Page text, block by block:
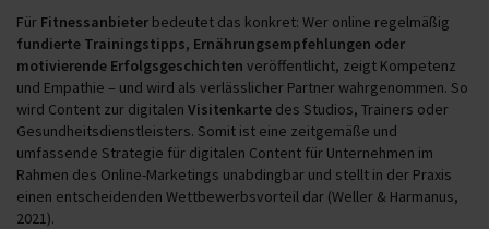
Für Fitnessanbieter bedeutet das konkret: Wer online regelmäßig
fundierte Trainingstipps, Ernährungsempfehlungen oder
motivierende Erfolgsgeschichten veröffentlicht, zeigt Kompetenz
und Empathie – und wird als verlässlicher Partner wahrgenommen. So
wird Content zur digitalen Visitenkarte des Studios, Trainers oder
Gesundheitsdienstleisters. Somit ist eine zeitgemäße und
umfassende Strategie für digitalen Content für Unternehmen im
Rahmen des Online-Marketings unabdingbar und stellt in der Praxis
einen entscheidenden Wettbewerbsvorteil dar (Weller & Harmanus,
2021).